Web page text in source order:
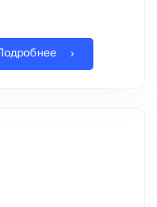
Подробнее